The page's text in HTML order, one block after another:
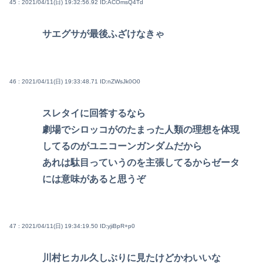
45 : 2021/04/11(日) 19:32:56.92 ID:ACOmsQ4Td
サエグサが最後ふざけなきゃ
46 : 2021/04/11(日) 19:33:48.71 ID:nZWsJk0O0
スレタイに回答するなら
劇場でシロッコがのたまった人類の理想を体現
してるのがユニコーンガンダムだから
あれは駄目っていうのを主張してるからゼータ
には意味があると思うぞ
47 : 2021/04/11(日) 19:34:19.50 ID:yjiBpR+p0
川村ヒカル久しぶりに見たけどかわいいな